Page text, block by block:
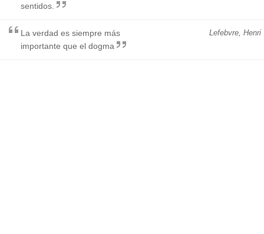
sentidos.
Lefebvre, Henri
La verdad es siempre más
importante que el dogma